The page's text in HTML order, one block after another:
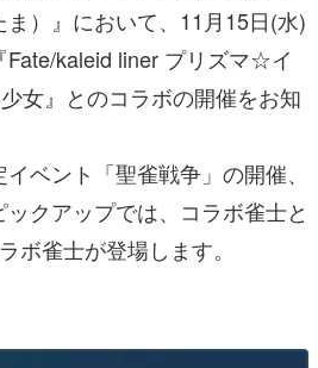
）』において、11月15日(水)
Fate/kaleid liner プリズマ☆イ
女』とのコラボの開催をお知
ベント「聖雀戦争」の開催、
クアップでは、コラボ雀士と
ボ雀士が登場します。